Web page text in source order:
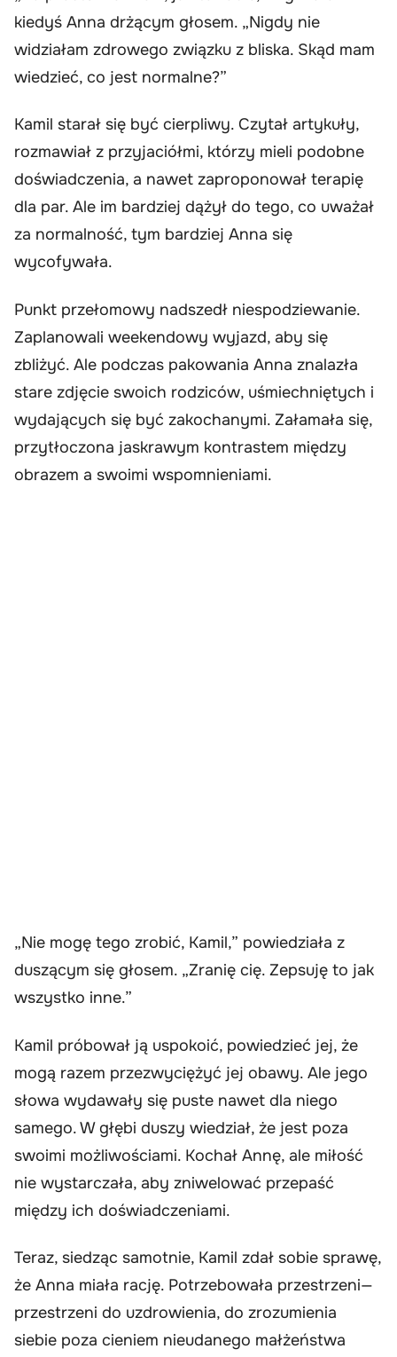
kiedyś Anna drżącym głosem. „Nigdy nie
widziałam zdrowego związku z bliska. Skąd mam
wiedzieć, co jest normalne?”
Kamil starał się być cierpliwy. Czytał artykuły,
rozmawiał z przyjaciółmi, którzy mieli podobne
doświadczenia, a nawet zaproponował terapię
dla par. Ale im bardziej dążył do tego, co uważał
za normalność, tym bardziej Anna się
wycofywała.
Punkt przełomowy nadszedł niespodziewanie.
Zaplanowali weekendowy wyjazd, aby się
zbliżyć. Ale podczas pakowania Anna znalazła
stare zdjęcie swoich rodziców, uśmiechniętych i
wydających się być zakochanymi. Załamała się,
przytłoczona jaskrawym kontrastem między
obrazem a swoimi wspomnieniami.
„Nie mogę tego zrobić, Kamil,” powiedziała z
duszącym się głosem. „Zranię cię. Zepsuję to jak
wszystko inne.”
Kamil próbował ją uspokoić, powiedzieć jej, że
mogą razem przezwyciężyć jej obawy. Ale jego
słowa wydawały się puste nawet dla niego
samego. W głębi duszy wiedział, że jest poza
swoimi możliwościami. Kochał Annę, ale miłość
nie wystarczała, aby zniwelować przepaść
między ich doświadczeniami.
Teraz, siedząc samotnie, Kamil zdał sobie sprawę,
że Anna miała rację. Potrzebowała przestrzeni—
przestrzeni do uzdrowienia, do zrozumienia
siebie poza cieniem nieudanego małżeństwa